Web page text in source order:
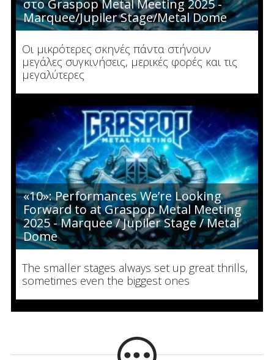
στο Graspop Metal Meeting 2025 -
Marquee/Jupiler Stage/Metal Dome
Οι μικρότερες σκηνές πάντα στήνουν
μεγάλες συγκινήσεις, μερικές φορές και τις
μεγαλύτερες
«10»: Performances We’re Looking
Forward to at Graspop Metal Meeting
2025 - Marquee / Jupiler Stage / Metal
Dome
The smaller stages always set up great thrills,
sometimes even the biggest ones